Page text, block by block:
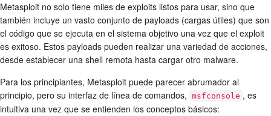
Metasploit no solo tiene miles de exploits listos para usar, sino que
también incluye un vasto conjunto de payloads (cargas útiles) que son
el código que se ejecuta en el sistema objetivo una vez que el exploit
es exitoso. Estos payloads pueden realizar una variedad de acciones,
desde establecer una shell remota hasta cargar otro malware.
Para los principiantes, Metasploit puede parecer abrumador al
principio, pero su interfaz de línea de comandos, msfconsole , es
intuitiva una vez que se entienden los conceptos básicos: